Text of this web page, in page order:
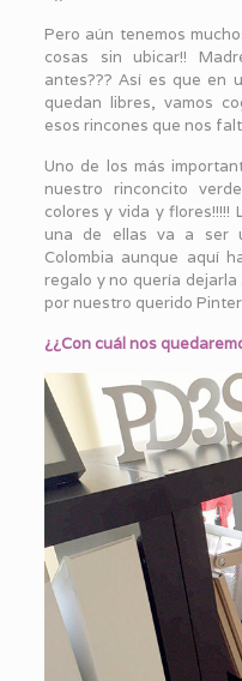
Pero aún tenemos
cosas sin ubicar!!
antes??? Así es que en
quedan libres, vamos
esos rincones que nos
Uno de los más
nuestro rinconcito
colores y vida y flores!!!!!
una de ellas va a ser
Colombia aunque aquí
regalo y no quería
por nuestro querido
¿¿Con cuál nos